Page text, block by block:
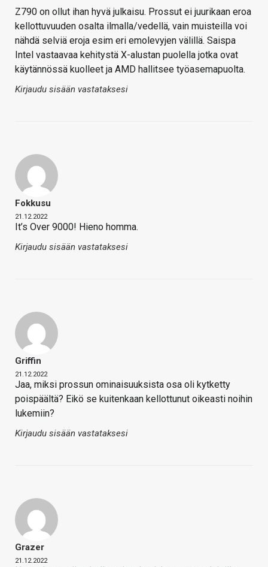
Z790 on ollut ihan hyvä julkaisu. Prossut ei juurikaan eroa
kellottuvuuden osalta ilmalla/vedellä, vain muisteilla voi
nähdä selviä eroja esim eri emolevyjen välillä. Saispa
Intel vastaavaa kehitystä X-alustan puolella jotka ovat
käytännössä kuolleet ja AMD hallitsee työasemapuolta.
Kirjaudu sisään vastataksesi
Fokkusu
21.12.2022
It’s Over 9000! Hieno homma.
Kirjaudu sisään vastataksesi
Griffin
21.12.2022
Jaa, miksi prossun ominaisuuksista osa oli kytketty
poispäältä? Eikö se kuitenkaan kellottunut oikeasti noihin
lukemiin?
Kirjaudu sisään vastataksesi
Grazer
21.12.2022